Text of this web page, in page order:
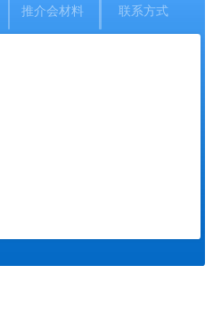
推介会材料 联系方式